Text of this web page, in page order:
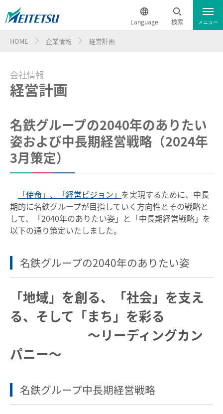
Language 検索
会社概要
沿革
名鉄グループ経営ビジョン
名鉄グループ経営ビジョンスローガン
経営計画
事業内容
鉄軌道事業
名鉄グループ
業種別リスト
お知らせ一覧
よくあるご質問 お問い合わせ
企業情報
サステナビリティ
IR情報
한국어
メニュー
HOME 企業情報 経営計画
会社情報
経営計画
名鉄グループの2040年のありたい
姿および中長期経営戦略（2024年
3月策定）
「使命」、「経営ビジョン」 を実現するために、中長
期的に名鉄グループが目指していく方向性とその戦略と
して、「2040年のありたい姿」と「中長期経営戦略」を
以下の通り策定いたしました。
名鉄グループの2040年のありたい姿
「地域」を創る、「社会」を支え
る、そして「まち」を彩る
～リーディングカン
パニー～
名鉄グループ中長期経営戦略